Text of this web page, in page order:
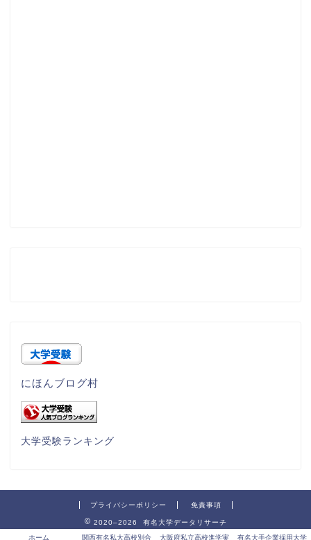
にほんブログ村
大学受験ランキング
プライバシーポリシー 免責事項
2020–2026 有名大学データリサーチ
ホーム 関西有名私大高校別合 大阪府私立高校進学実 有名大手企業採用大学